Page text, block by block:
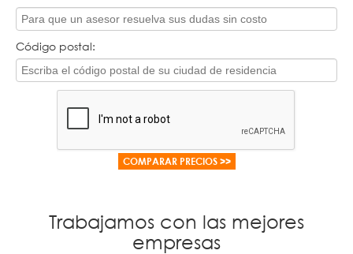
Código postal:
Trabajamos con las mejores
empresas